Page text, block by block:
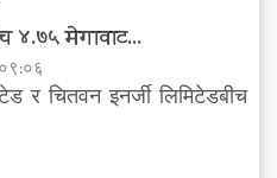
४.७५ मेगावाट...
र चितवन इनर्जी लिमिटेडबीच